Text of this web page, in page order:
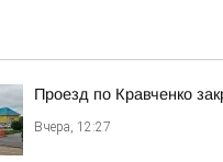
Проезд по Кравченко
Вчера, 12:27